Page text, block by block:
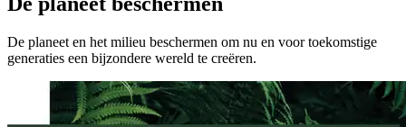
De planeet en het milieu beschermen om nu en voor toekomstige
generaties een bijzondere wereld te creëren.